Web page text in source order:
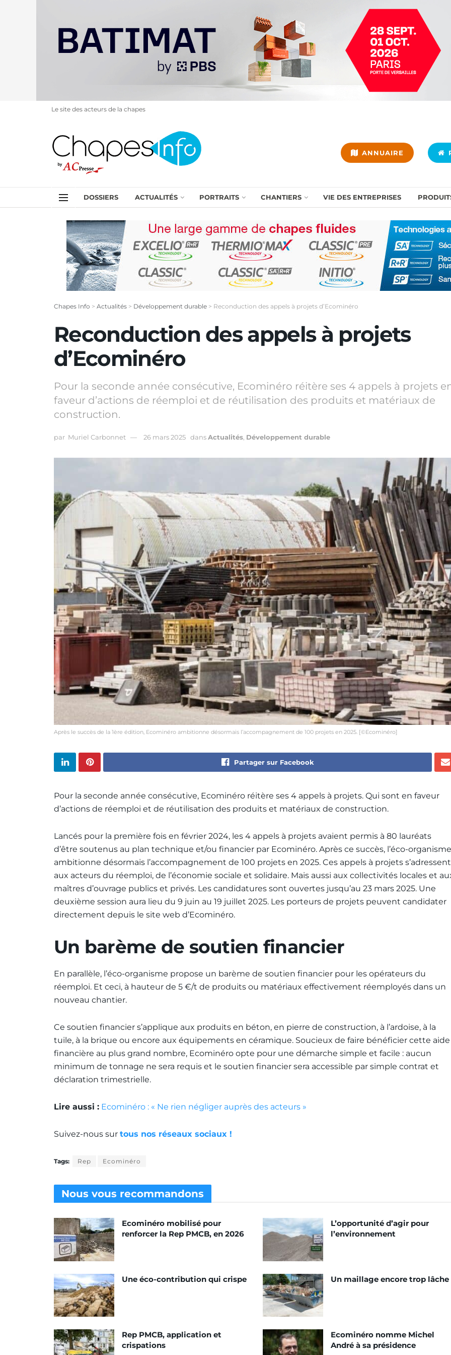
Le site des acteurs de la chapes
ANNUAIRE
DOSSIERS ACTUALITÉS PORTRAITS CHANTIERS VIE DES ENTREPRISES
Chapes Info > Actualités > Développement durable > Reconduction des appels à projets d’Ecominéro
Reconduction des appels à projets
d’Ecominéro
Pour la seconde année consécutive, Ecominéro réitère ses 4 appels à projets
faveur d’actions de réemploi et de réutilisation des produits et matériaux de
construction.
par Muriel Carbonnet 26 mars 2025 dansActualités Développement durable
Après le succès de la 1ère édition, Ecominéro ambitionne désormais l’accompagnement de 100 projets en 2025. [©Ecominéro]
Partager sur Facebook
Pour la seconde année consécutive, Ecominéro réitère ses 4 appels à projets. Qui sont en faveur
d’actions de réemploi et de réutilisation des produits et matériaux de construction.
Lancés pour la première fois en février 2024, les 4 appels à projets avaient permis à 80 lauréats
d’être soutenus au plan technique et/ou financier par Ecominéro. Après ce succès, l’éco-organisme
ambitionne désormais l’accompagnement de 100 projets en 2025. Ces appels à projets s’adressent
aux acteurs du réemploi, de l’économie sociale et solidaire. Mais aussi aux collectivités locales et
maîtres d’ouvrage publics et privés. Les candidatures sont ouvertes jusqu’au 23 mars 2025. Une
deuxième session aura lieu du 9 juin au 19 juillet 2025. Les porteurs de projets peuvent candidater
directement depuis le site web d’Ecominéro.
Un barème de soutien financier
En parallèle, l’éco-organisme propose un barème de soutien financier pour les opérateurs du
réemploi. Et ceci, à hauteur de 5 €/t de produits ou matériaux effectivement réemployés dans un
nouveau chantier.
Ce soutien financier s’applique aux produits en béton, en pierre de construction, à l’ardoise, à la
tuile, à la brique ou encore aux équipements en céramique. Soucieux de faire bénéficier cette aide
financière au plus grand nombre, Ecominéro opte pour une démarche simple et facile : aucun
minimum de tonnage ne sera requis et le soutien financier sera accessible par simple contrat et
déclaration trimestrielle.
Lire aussi : Ecominéro : « Ne rien négliger auprès des acteurs »
Suivez-nous sur tous nos réseaux sociaux !
Tags: Rep Ecominéro
Nous vous recommandons
Ecominéro mobilisé pour
renforcer la Rep PMCB, en 2026
L’opportunité d’agir pour
l’environnement
Une éco-contribution qui crispe Un maillage encore trop lâche
Rep PMCB, application et
crispations
Ecominéro nomme Michel
André à sa présidence